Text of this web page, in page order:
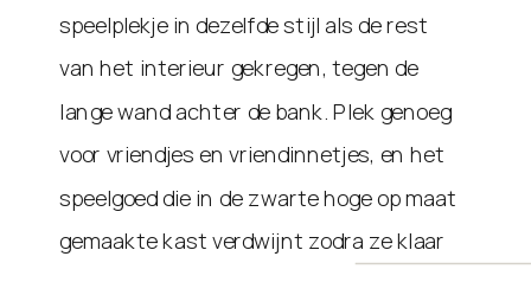
speelplekje in dezelfde stijl als de rest
van het interieur gekregen, tegen de
lange wand achter de bank. Plek genoeg
voor vriendjes en vriendinnetjes, en het
speelgoed die in de zwarte hoge op maat
gemaakte kast verdwijnt zodra ze klaar